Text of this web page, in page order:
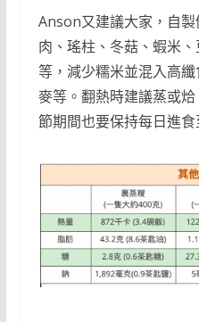
Anson又建議大家，自
肉、瑤柱、冬菇、蝦米
等，減少糯米並混入高
麥等。翻熱時建議蒸或
節期間也要保持每日進